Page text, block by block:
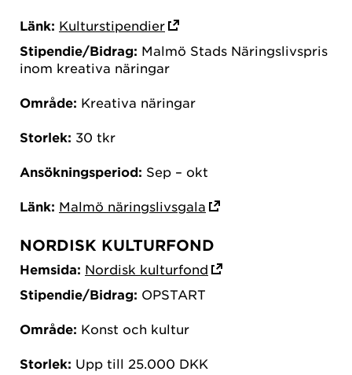
Länk: Kulturstipendier
Stipendie/Bidrag: Malmö Stads Näringslivspris
inom kreativa näringar
Område: Kreativa näringar
Storlek: 30 tkr
Ansökningsperiod: Sep – okt
Länk: Malmö näringslivsgala
NORDISK KULTURFOND
Hemsida: Nordisk kulturfond
Stipendie/Bidrag: OPSTART
Område: Konst och kultur
Storlek: Upp till 25.000 DKK